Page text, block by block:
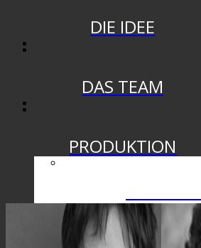
DIE IDEE
DAS TEAM
PRODUKTION
INHALT